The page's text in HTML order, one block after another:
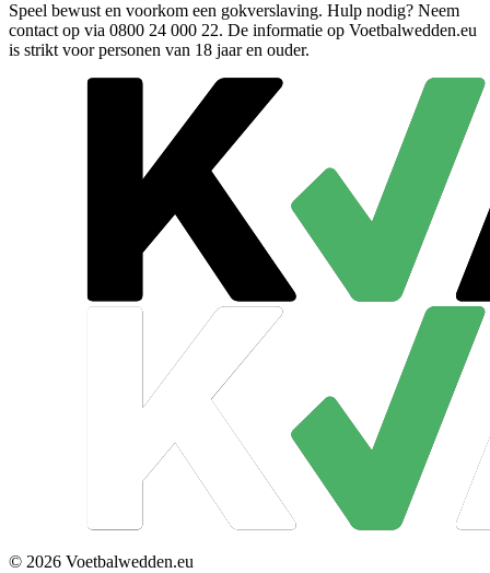
Speel bewust en voorkom een gokverslaving. Hulp nodig? Neem
contact op via 0800 24 000 22. De informatie op Voetbalwedden.eu
is strikt voor personen van 18 jaar en ouder.
© 2026 Voetbalwedden.eu